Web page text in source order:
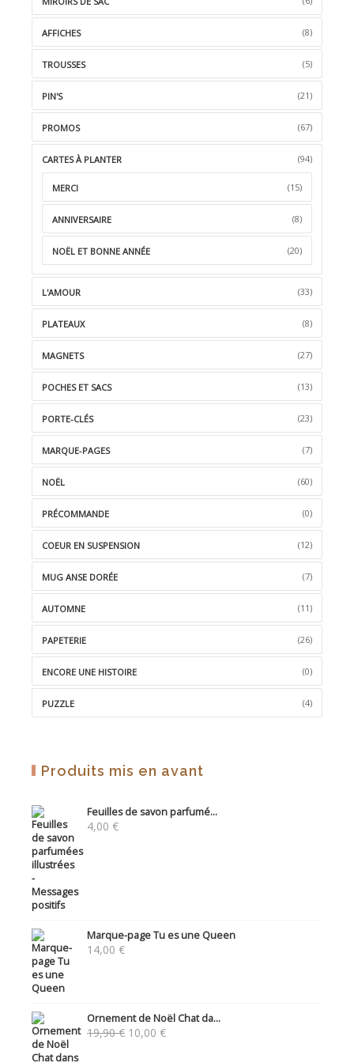
AFFICHES (8)
TROUSSES (5)
PIN'S (21)
PROMOS (67)
CARTES À PLANTER (94)
MERCI (15)
ANNIVERSAIRE (8)
NOËL ET BONNE ANNÉE (20)
L'AMOUR (33)
PLATEAUX (8)
MAGNETS (27)
POCHES ET SACS (13)
PORTE-CLÉS (23)
MARQUE-PAGES (7)
NOËL (60)
PRÉCOMMANDE (0)
COEUR EN SUSPENSION (12)
MUG ANSE DORÉE (7)
AUTOMNE (11)
PAPETERIE (26)
ENCORE UNE HISTOIRE (0)
PUZZLE (4)
Produits mis en avant
Feuilles de savon parfumé...
4,00 €
Marque-page Tu es une Queen
14,00 €
Ornement de Noël Chat da...
19,90€ Le
10,00 €Le